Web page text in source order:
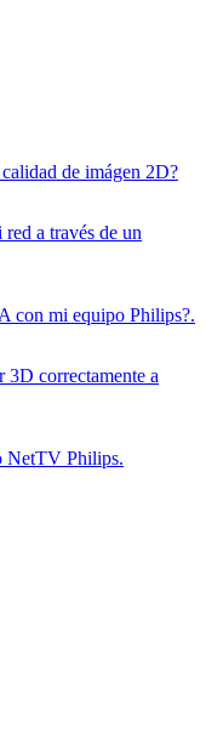
de imágen 2D?
a través de un
con mi equipo Philips?.
3D correctamente a
NetTV Philips.